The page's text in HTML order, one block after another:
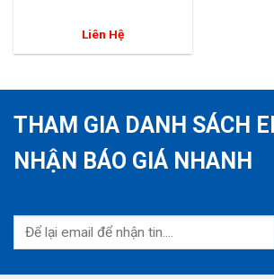
Liên Hệ
THAM GIA DANH SÁCH
NHẬN BÁO GIÁ NHANH